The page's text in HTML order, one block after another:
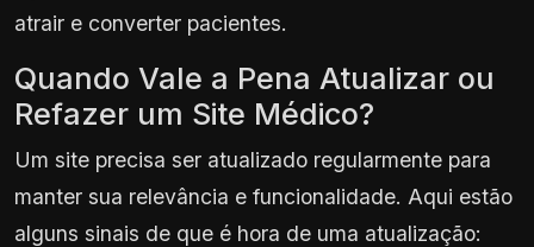
atrair e converter pacientes.
Quando Vale a Pena Atualizar ou
Refazer um Site Médico?
Um site precisa ser atualizado regularmente para
manter sua relevância e funcionalidade. Aqui estão
alguns sinais de que é hora de uma atualização: